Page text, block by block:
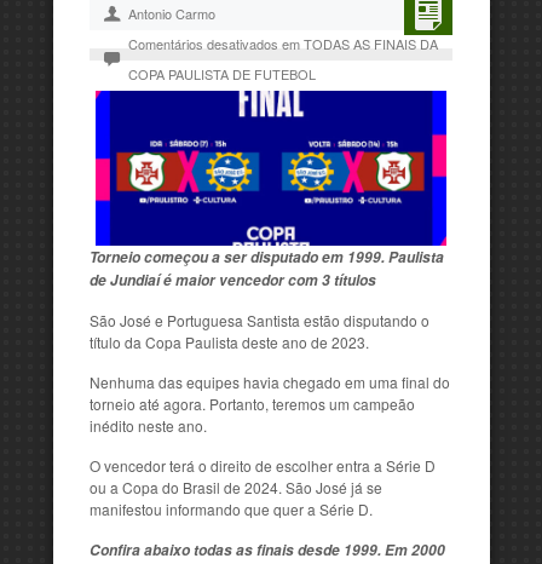
Antonio Carmo
Comentários desativados em TODAS AS FINAIS DA
COPA PAULISTA DE FUTEBOL
Torneio começou a ser disputado em 1999. Paulista
de Jundiaí é maior vencedor com 3 títulos
São José e Portuguesa Santista estão disputando o
título da Copa Paulista deste ano de 2023.
Nenhuma das equipes havia chegado em uma final do
torneio até agora. Portanto, teremos um campeão
inédito neste ano.
O vencedor terá o direito de escolher entra a Série D
ou a Copa do Brasil de 2024. São José já se
manifestou informando que quer a Série D.
Confira abaixo todas as finais desde 1999. Em 2000